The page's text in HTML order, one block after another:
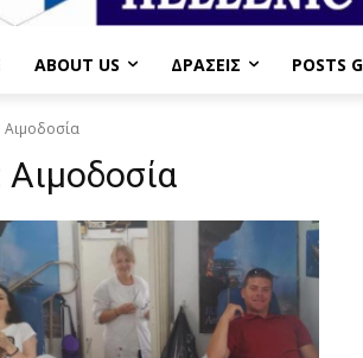
ABOUT US ΔΡΆΣΕΙΣ POSTS
Αιμοδοσία
Αιμοδοσία